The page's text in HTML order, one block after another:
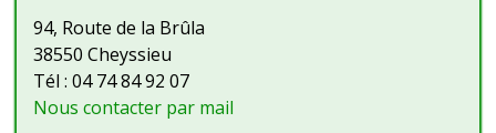
94, Route de la Brûla
38550 Cheyssieu
Tél : 04 74 84 92 07
Nous contacter par mail